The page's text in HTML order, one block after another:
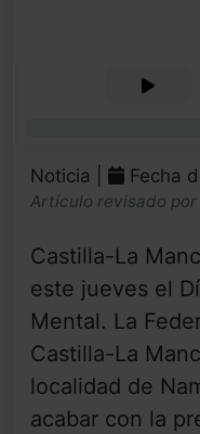
Noticia | Fecha
Artículo revisado
Castilla-La
este jueves el
Mental. La
Castilla-La
localidad de
acabar con la